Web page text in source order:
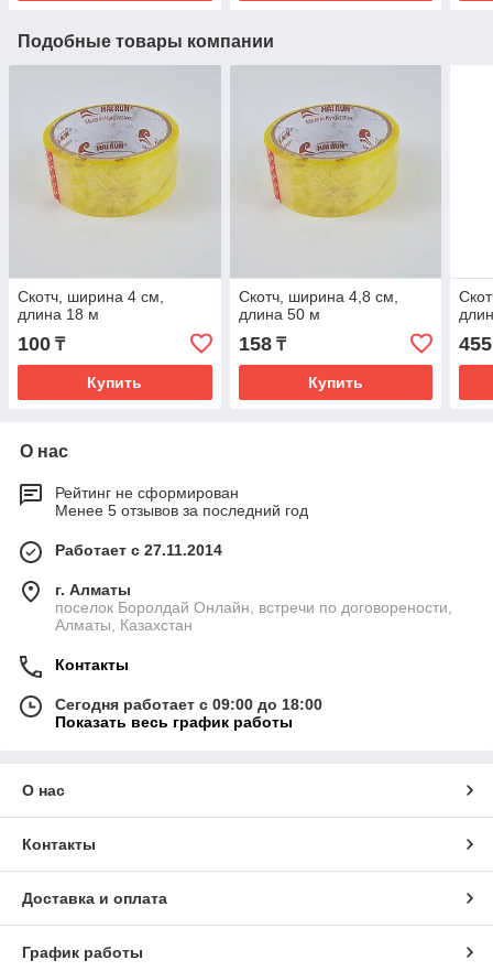
Подобные товары компании
Скотч, ширина 4 см,
длина 18 м
100 ₸
Купить
Скотч, ширина 4,8 см,
длина 50 м
158₸
Купить
455
О нас
Рейтинг не сформирован
Менее 5 отзывов за последний год
Работает с 27.11.2014
г. Алматы
поселок Боролдай Онлайн, встречи по договорености,
Алматы, Казахстан
Контакты
Сегодня работает с 09:00 до 18:00
Показать весь график работы
О нас
Контакты
Доставка и оплата
График работы